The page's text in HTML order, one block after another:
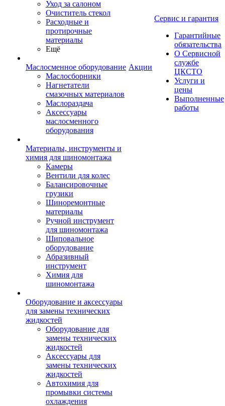
Уход за салоном
Очиститель стекол
Расходные и
протирочные
материалы
Ещё
Маслосменное оборудование
Маслосборники
Нагнетатели
смазочных материалов
Маслораздача
Аксессуары
маслосменного
оборудования
Материалы, инструменты и
химия для шиномонтажа
Камеры
Вентили для колес
Балансировочные
грузики
Шиноремонтные
материалы
Ручной инструмент
для шиномонтажа
Шиповальное
оборудование
Абразивный
инструмент
Химия для
шиномонтажа
Оборудование и аксессуары
для замены технических
жидкостей
Оборудование для
замены технических
жидкостей
Аксессуары для
замены технических
жидкостей
Автохимия для
промывки системы
охлаждения
Акции
Сервис и гарантия
Гарантийные
обязательства
О Сервисной
службе
ЦКСТО
Услуги и
цены
Выполненные
работы